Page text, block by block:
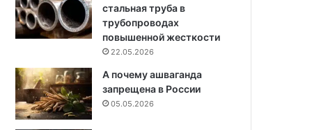
стальная труба в
трубопроводах
повышенной жесткости
22.05.2026
А почему ашваганда
запрещена в России
05.05.2026